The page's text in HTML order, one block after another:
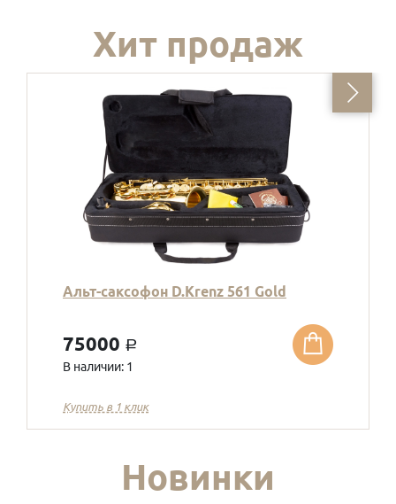
Хит продаж
Альт-саксофон D.Krenz 561 Gold
75000 a
В наличии: 1
Купить в 1 клик
Новинки